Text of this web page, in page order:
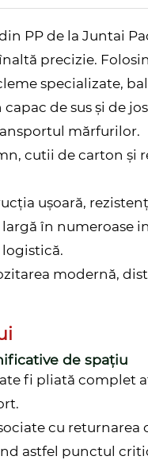
PP de la Juntai
precizie.
specializate,
de sus și de
mărfurilor.
cutii de carton și
ușoară,
în numeroase
modernă,
de spațiu
fi pliată complet
cu
astfel punctul